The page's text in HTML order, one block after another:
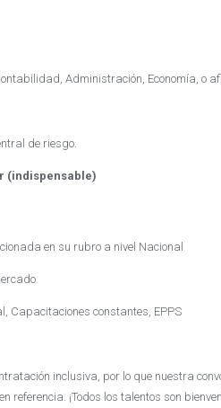
Administración, Economía, o
de riesgo.
(indispensable)
en su rubro a nivel Nacional
Capacitaciones constantes, EPPS
inclusiva, por lo que nuestra
referencia. ¡Todos los talentos son